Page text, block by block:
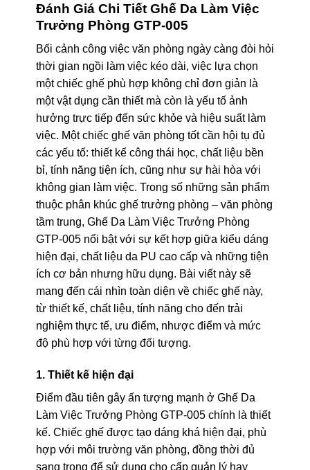
Đánh Giá Chi Tiết Ghế Da Làm Việc
Trưởng Phòng GTP-005
Bối cảnh công việc văn phòng ngày càng đòi hỏi
thời gian ngồi làm việc kéo dài, việc lựa chọn
một chiếc ghế phù hợp không chỉ đơn giản là
một vật dụng cần thiết mà còn là yếu tố ảnh
hưởng trực tiếp đến sức khỏe và hiệu suất làm
việc. Một chiếc ghế văn phòng tốt cần hội tụ đủ
các yếu tố: thiết kế công thái học, chất liệu bền
bỉ, tính năng tiện ích, cũng như sự hài hòa với
không gian làm việc. Trong số những sản phẩm
thuộc phân khúc ghế trưởng phòng – văn phòng
tầm trung, Ghế Da Làm Việc Trưởng Phòng
GTP-005 nổi bật với sự kết hợp giữa kiểu dáng
hiện đại, chất liệu da PU cao cấp và những tiện
ích cơ bản nhưng hữu dụng. Bài viết này sẽ
mang đến cái nhìn toàn diện về chiếc ghế này,
từ thiết kế, chất liệu, tính năng cho đến trải
nghiệm thực tế, ưu điểm, nhược điểm và mức
độ phù hợp với từng đối tượng.
1. Thiết kế hiện đại
Điểm đầu tiên gây ấn tượng mạnh ở Ghế Da
Làm Việc Trưởng Phòng GTP-005 chính là thiết
kế. Chiếc ghế được tạo dáng khá hiện đại, phù
hợp với môi trường văn phòng, đồng thời đủ
sang trọng để sử dụng cho cấp quản lý hay